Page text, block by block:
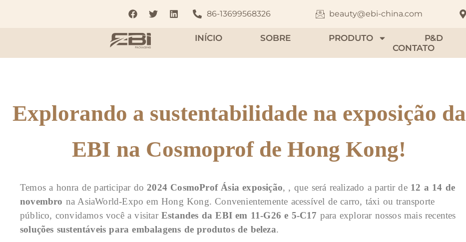
86-13699568326 beauty@ebi-china.com
INÍCIO SOBRE PRODUTO P&D
CONTATO
Explorando a sustentabilidade na exposição da
EBI na Cosmoprof de Hong Kong!
Temos a honra de participar do 2024 CosmoProf Ásiaexposição, , que será realizado a partir de 12 a 14 de
novembro na AsiaWorld-Expo em Hong Kong. Convenientemente acessível de carro, táxi ou transporte
público, convidamos você a visitar Estandes da EBI em 11-G26 e 5-C17 para explorar nossos mais recentes
soluções sustentáveis para embalagens de produtos de beleza.